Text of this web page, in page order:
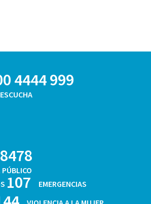
4444 999
107 EMERGENCIAS